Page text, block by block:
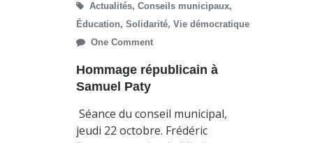
Actualités, Conseils municipaux,
Éducation, Solidarité, Vie démocratique
One Comment
Hommage républicain à
Samuel Paty
Séance du conseil municipal,
jeudi 22 octobre. Frédéric